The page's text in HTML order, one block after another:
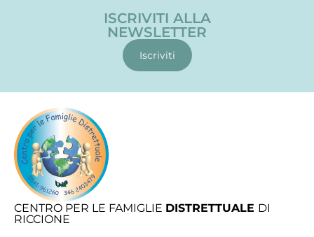
ISCRIVITI ALLA
NEWSLETTER
Iscriviti
CENTRO PER LE FAMIGLIE DISTRETTUALE DI
RICCIONE